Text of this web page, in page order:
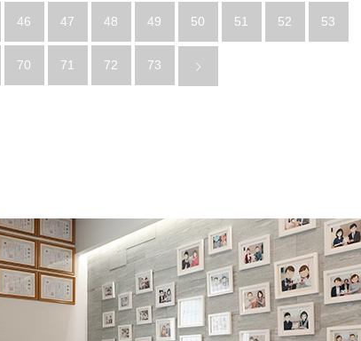
46 47 48 49 50 51 52 53
70 71 72 73